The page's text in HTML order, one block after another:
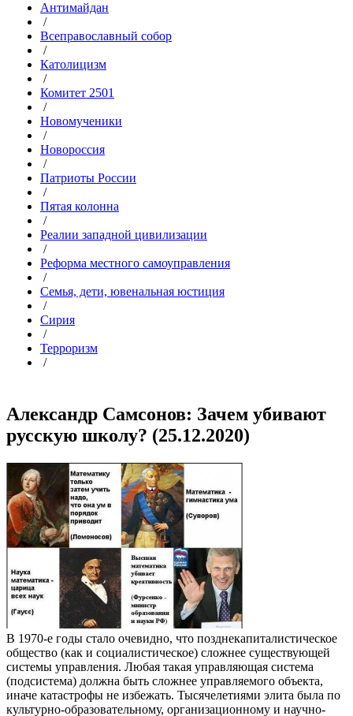
Антимайдан
/
Всеправославный собор
/
Католицизм
/
Комитет 2501
/
Новомученики
/
Новороссия
/
Патриоты России
/
Пятая колонна
/
Реалии западной цивилизации
/
Реформа местного самоуправления
/
Семья, дети, ювенальная юстиция
/
Сирия
/
Терроризм
/
Александр Самсонов: Зачем убивают
русскую школу? (25.12.2020)
В 1970-е годы стало очевидно, что позднекапиталистическое
общество (как и социалистическое) сложнее существующей
системы управления. Любая такая управляющая система
(подсистема) должна быть сложнее управляемого объекта,
иначе катастрофы не избежать. Тысячелетиями элита была по
культурно-образовательному, организационному и научно-